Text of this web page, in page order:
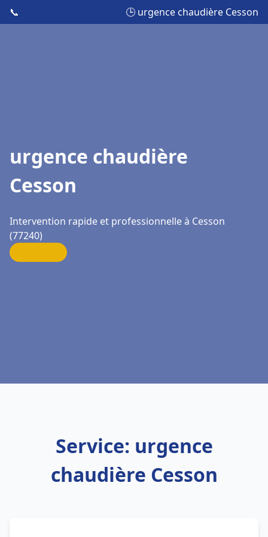
📞 🕒 urgence chaudière Cesson
urgence chaudière
Cesson
Intervention rapide et professionnelle à Cesson
(77240)
Service: urgence
chaudière Cesson